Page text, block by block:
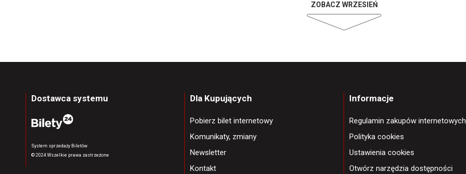
ZOBACZ WRZESIEŃ
Dostawca systemu
System sprzedaży Biletów
© 2024 Wszelkie prawa zastrzeżone
Dla Kupujących
Pobierz bilet internetowy
Komunikaty, zmiany
Newsletter
Kontakt
Informacje
Regulamin zakupów internetowych
Polityka cookies
Ustawienia cookies
Otwórz narzędzia dostępności